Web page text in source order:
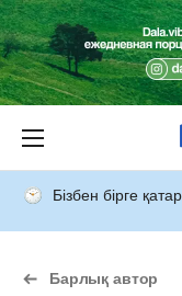
Бізбен бірге
Барлық автор